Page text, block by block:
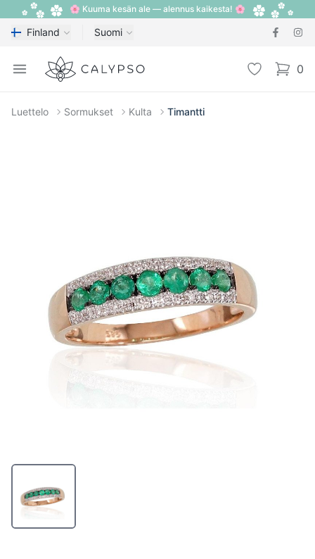
🌸 Kuuma kesän ale — alennus kaikesta! 🌸
Finland Suomi
Open menu
Calypso Toivelista 0
items
Luettelo Sormukset Kulta Timantti